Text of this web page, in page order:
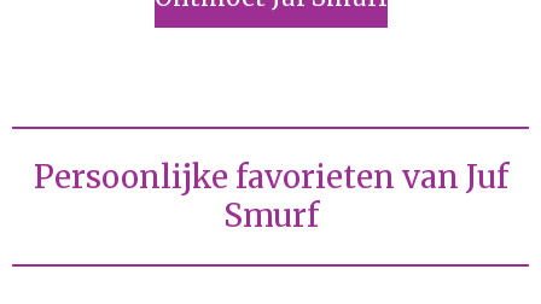
Persoonlijke favorieten van Juf
Smurf